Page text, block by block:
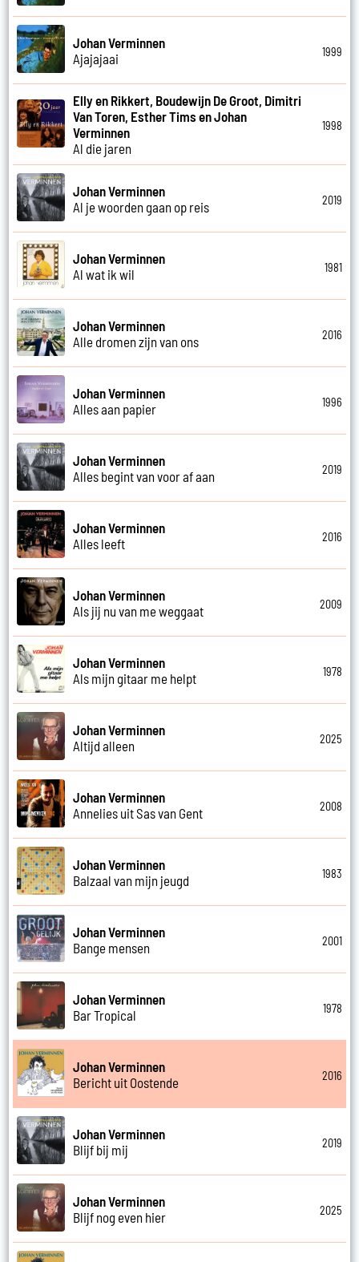
Johan Verminnen
Ajajajaai
1999
Elly en Rikkert, Boudewijn De Groot, Dimitri
Van Toren, Esther Tims en Johan
Verminnen
Al die jaren
1998
Johan Verminnen
Al je woorden gaan op reis
2019
Johan Verminnen
Al wat ik wil
1981
Johan Verminnen
Alle dromen zijn van ons
2016
Johan Verminnen
Alles aan papier
1996
Johan Verminnen
Alles begint van voor af aan
2019
Johan Verminnen
Alles leeft
2016
Johan Verminnen
Als jij nu van me weggaat
2009
Johan Verminnen
Als mijn gitaar me helpt
1978
Johan Verminnen
Altijd alleen
2025
Johan Verminnen
Annelies uit Sas van Gent
2008
Johan Verminnen
Balzaal van mijn jeugd
1983
Johan Verminnen
Bange mensen
2001
Johan Verminnen
Bar Tropical
1978
Johan Verminnen
Bericht uit Oostende
2016
Johan Verminnen
Blijf bij mij
2019
Johan Verminnen
Blijf nog even hier
2025